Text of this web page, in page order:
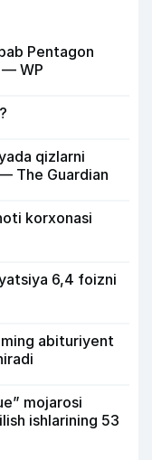
Pentagon
— WP
qizlarni
The Guardian
korxonasi
6,4 foizni
ming abituriyent
mojarosi
ishlarining 53